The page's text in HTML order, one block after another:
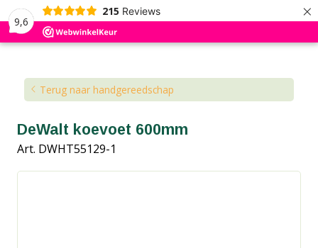
9,6
215 Reviews ×
Terug naar handgereedschap
DeWalt koevoet 600mm
Art. DWHT55129-1